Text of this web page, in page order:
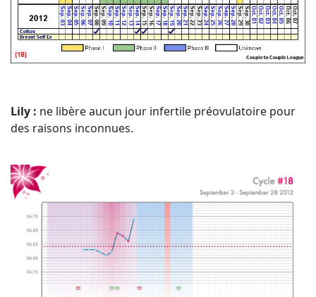
Lily : ne libère aucun jour infertile préovulatoire pour
des raisons inconnues.